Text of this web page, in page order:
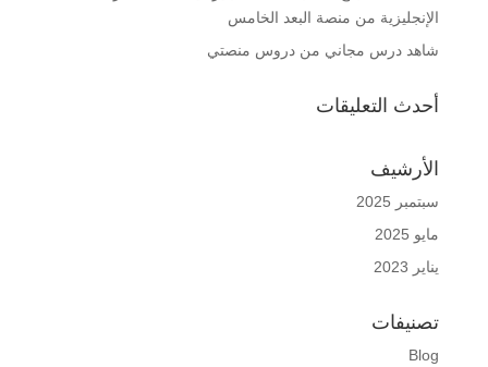
الإنجليزية من منصة البعد الخامس
شاهد درس مجاني من دروس منصتي
أحدث التعليقات
الأرشيف
سبتمبر 2025
مايو 2025
يناير 2023
تصنيفات
Blog